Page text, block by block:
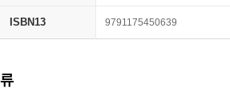
ISBN13 9791175450639